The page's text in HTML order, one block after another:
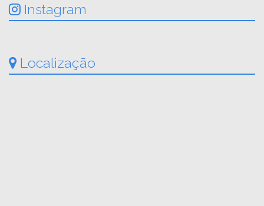
Instagram
Localização